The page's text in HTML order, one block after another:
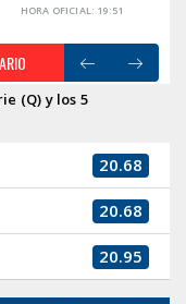
HORA OFICIAL: 19:51
(Q) y los 5
20.68
20.68
20.95